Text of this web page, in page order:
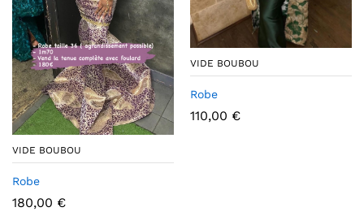
VIDE BOUBOU
Robe
180,00 €
VIDE BOUBOU
Robe
110,00 €